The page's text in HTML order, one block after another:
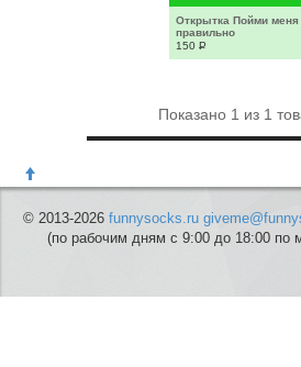
Открытка Пойми меня
правильно
150 Р
Показано 1 из 1
© 2013-2026 funnysocks.ru
(по рабочим дням с 9:00 до 18:00 по